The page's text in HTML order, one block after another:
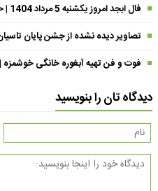
فال ابجد امروز یکشنبه 5 مرداد 1404 | حروف ابجد از تغییرات مثبت خبر می‌دهند !
تصاویر دیده نشده از جشن پایان
فوت و فن تهیه آبغوره خانگی خوشمزه
دیدگاه تان را بنویسید